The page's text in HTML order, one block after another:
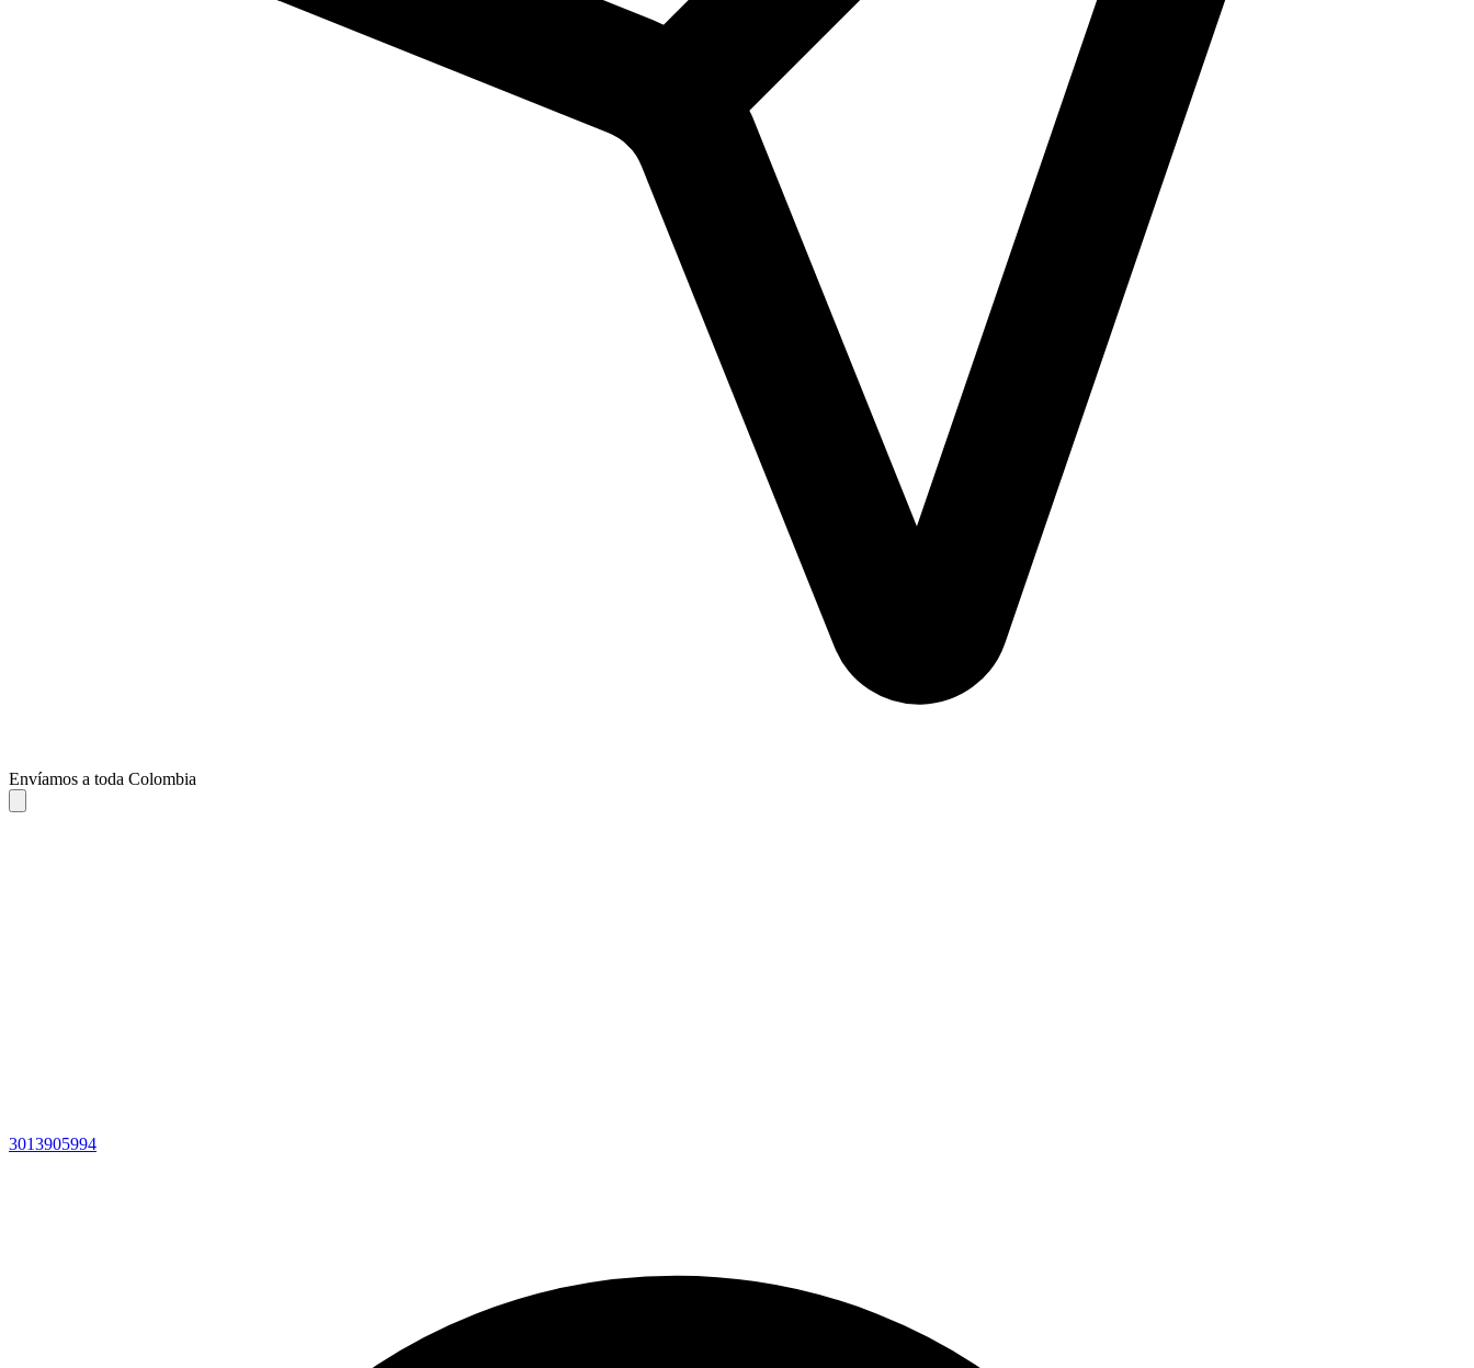
Envíamos a toda Colombia
3013905994